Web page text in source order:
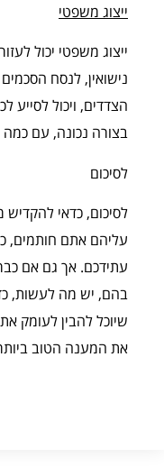
ייצוג משפטי
ייצוג משפטי יכול
נישואין, לנסח
הצדדים, ויכול לסייע
בצורה נכונה, עם
לסיכום
לסיכום, כדאי
עליהם אתם חותמים,
עתידכם. אך גם אם
בהם, יש מה לעשות,
שיוכל להבין לעומק
את המענה הטוב